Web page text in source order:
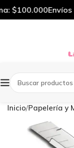
Inicio Papelería y
$100.000Envíos